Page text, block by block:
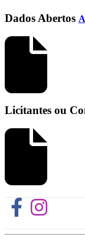
Dados Abertos
Licitantes ou